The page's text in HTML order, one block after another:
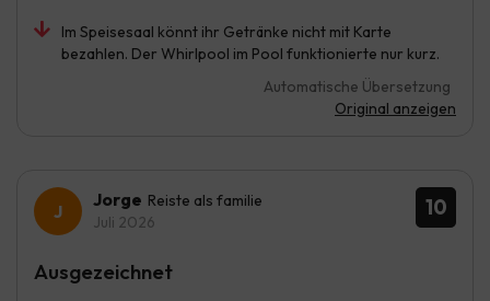
Im Speisesaal könnt ihr Getränke nicht mit Karte
bezahlen. Der Whirlpool im Pool funktionierte nur kurz.
Automatische Übersetzung
Original anzeigen
10
Jorge Reiste als familie
Juli 2026
Ausgezeichnet